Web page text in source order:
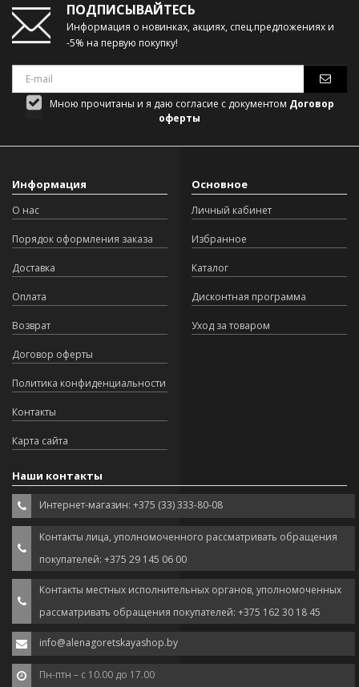
ПОДПИСЫВАЙТЕСЬ
Информация о новинках, акциях, спец.предложениях и
-5% на первую покупку!
Мною прочитаны и я даю согласие с документом Договор
оферты
Информация
О нас
Порядок оформления заказа
Доставка
Оплата
Возврат
Договор оферты
Политика конфиденциальности
Контакты
Карта сайта
Основное
Личный кабинет
Избранное
Каталог
Дисконтная программа
Уход за товаром
Наши контакты
Интернет-магазин: +375 (33) 333-80-08
Контакты лица, уполномоченного рассматривать обращения
покупателей: +375 29 145 06 00
Контакты местных исполнительных органов, уполномоченных
рассматривать обращения покупателей: +375 162 30 18 45
info@alenagoretskayashop.by
Пн-птн – с 10.00 до 17.00